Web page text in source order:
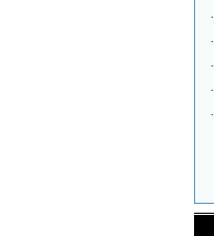
·
·
·
·
·